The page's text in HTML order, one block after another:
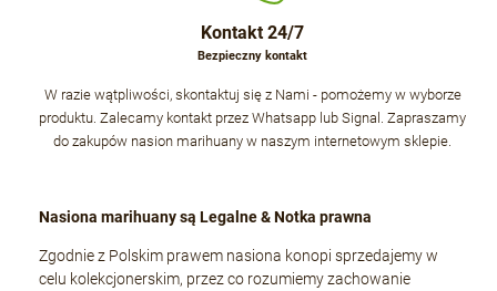
Kontakt 24/7
Bezpieczny kontakt
W razie wątpliwości, skontaktuj się z Nami - pomożemy w wyborze
produktu. Zalecamy kontakt przez Whatsapp lub Signal. Zapraszamy
do zakupów nasion marihuany w naszym internetowym sklepie.
Nasiona marihuany są Legalne & Notka prawna
Zgodnie z Polskim prawem nasiona konopi sprzedajemy w
celu kolekcjonerskim, przez co rozumiemy zachowanie